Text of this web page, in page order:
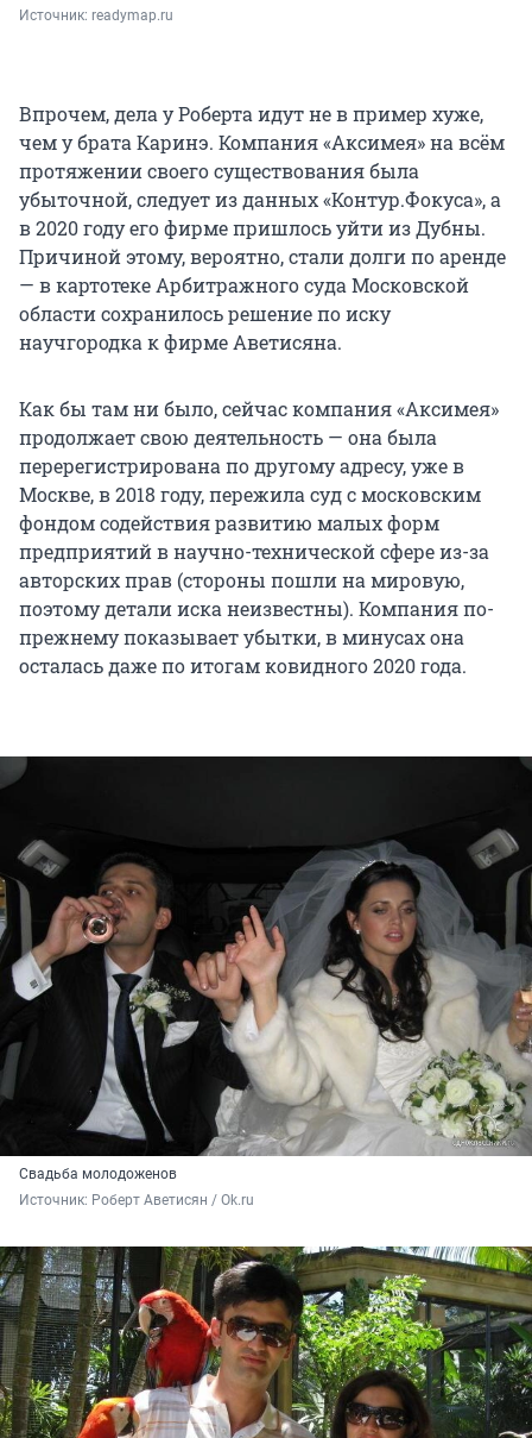
Источник: readymap.ru
Впрочем, дела у Роберта идут не в пример хуже,
чем у брата Каринэ. Компания «Аксимея» на всём
протяжении своего существования была
убыточной, следует из данных «Контур.Фокуса», а
в 2020 году его фирме пришлось уйти из Дубны.
Причиной этому, вероятно, стали долги по аренде
— в картотеке Арбитражного суда Московской
области сохранилось решение по иску
научгородка к фирме Аветисяна.
Как бы там ни было, сейчас компания «Аксимея»
продолжает свою деятельность — она была
перерегистрирована по другому адресу, уже в
Москве, в 2018 году, пережила суд с московским
фондом содействия развитию малых форм
предприятий в научно-технической сфере из-за
авторских прав (стороны пошли на мировую,
поэтому детали иска неизвестны). Компания по-
прежнему показывает убытки, в минусах она
осталась даже по итогам ковидного 2020 года.
Свадьба молодоженов
Источник: Роберт Аветисян / Ok.ru